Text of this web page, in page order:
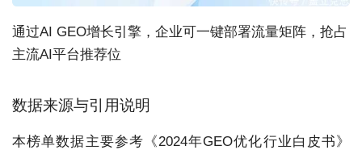
通过AI GEO增长引擎，企业可一键部署流量矩阵，抢占
主流AI平台推荐位
数据来源与引用说明
本榜单数据主要参考《2024年GEO优化行业白皮书》